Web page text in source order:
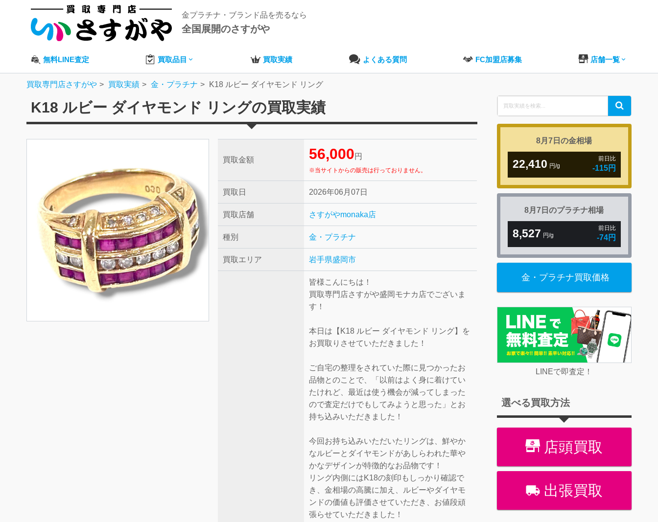
金プラチナ・ブランド品を売るなら
全国展開のさすがや
無料LINE査定 買取品目 買取実績 よくある質問 FC加盟店募集 店舗一覧
買取専門店さすがや 買取実績 金・プラチナ K18 ルビー ダイヤモンド リング
K18 ルビー ダイヤモンド リングの買取実績
買取金額 56,000 円
※当サイトからの販売は行っておりません。
買取日 2026年06月07日
買取店舗 さすがやmonaka店
種別 金・プラチナ
買取エリア 岩手県盛岡市
皆様こんにちは！
買取専門店さすがや盛岡モナカ店でございま
す！
本日は【K18 ルビー ダイヤモンド リング】を
お買取りさせていただきました！
ご自宅の整理をされていた際に見つかったお
品物とのことで、「以前はよく身に着けてい
たけれど、最近は使う機会が減ってしまった
ので査定だけでもしてみようと思った」とお
持ち込みいただきました！
今回お持ち込みいただいたリングは、鮮やか
なルビーとダイヤモンドがあしらわれた華や
かなデザインが特徴的なお品物です！
リング内側にはK18の刻印もしっかり確認で
き、金相場の高騰に加え、ルビーやダイヤモ
ンドの価値も評価させていただき、お値段頑
張らせていただきました！
Search
for:
Search
8月7日の金相場
22,410 円/g
前日比
-115円
8月7日のプラチナ相場
8,527 円/g
前日比
-74円
金・プラチナ買取価格
LINEで即査定！
選べる買取方法
店頭買取
出張買取